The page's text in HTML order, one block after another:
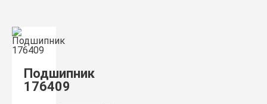
Подшипник
176409